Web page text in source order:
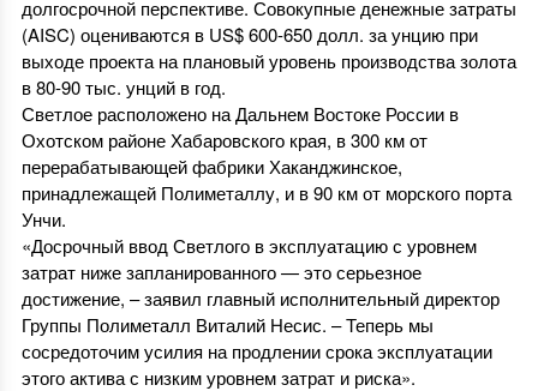
долгосрочной перспективе. Совокупные денежные затраты
(AISC) оцениваются в US$ 600-650 долл. за унцию при
выходе проекта на плановый уровень производства золота
в 80-90 тыс. унций в год.
Светлое расположено на Дальнем Востоке России в
Охотском районе Хабаровского края, в 300 км от
перерабатывающей фабрики Хаканджинское,
принадлежащей Полиметаллу, и в 90 км от морского порта
Унчи.
«Досрочный ввод Светлого в эксплуатацию с уровнем
затрат ниже запланированного — это серьезное
достижение, – заявил главный исполнительный директор
Группы Полиметалл Виталий Несис. – Теперь мы
сосредоточим усилия на продлении срока эксплуатации
этого актива с низким уровнем затрат и риска».